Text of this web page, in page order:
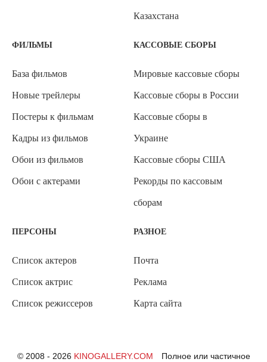
Казахстана
ФИЛЬМЫ
База фильмов
Новые трейлеры
Постеры к фильмам
Кадры из фильмов
Обои из фильмов
Обои с актерами
КАССОВЫЕ СБОРЫ
Мировые кассовые сборы
Кассовые сборы в России
Кассовые сборы в
Украине
Кассовые сборы США
Рекорды по кассовым
сборам
ПЕРСОНЫ
Список актеров
Список актрис
Список режиссеров
РАЗНОЕ
Почта
Реклама
Карта сайта
© 2008 - 2026 KINOGALLERY.COM Полное или частичное